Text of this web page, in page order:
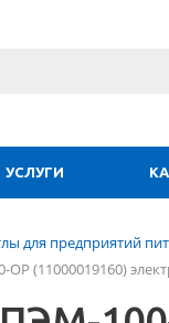
УСЛУГИ
для предприятий
(11000019160)